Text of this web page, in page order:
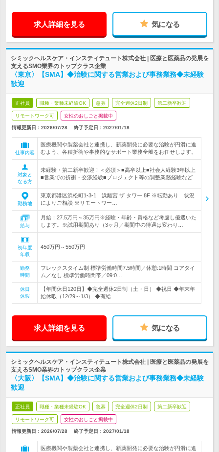
求人詳細を見る 気になる
シミックヘルスケア・インスティテュート株式会社 | 医療と医薬品の発展を
支えるSMO業界のトップクラス企業
〈東京〉【SMA】◆治験に関する営業および事務業務◆未経験
歓迎
正社員 職種・業種未経験OK 急募 完全週休2日制 第二新卒歓迎
リモートワーク可 女性のおしごと掲載中
情報更新日：2026/07/28 終了予定日： 2027/01/18
仕事内容
医療機関や製薬会社と連携し、新薬開発に必要な治験が円滑に進
むよう、各種折衝や事務的なサポート業務全般をお任せします。
対象と
なる方
未経験・第二新卒歓迎！＜必須＞■高卒以上■社会人経験3年以上
■営業での折衝・交渉経験■プロジェクト等の調整業務経験など
勤務地
東京都港区浜松町1-3-1 浜離宮 ザ タワー 8F ※転勤あり 状況
によりご相談 ※リモートワー…
給与
月給：27.5万円～35万円※経験・年齢・資格など考慮し優遇いた
します。※試用期間あり（3ヶ月／期間中の待遇は変わり…
初年度
年収
450万円～550万円
勤務
時間
フレックスタイム制 標準労働時間7.5時間／休憩:1時間 コアタイ
ム／なし 標準労働時間帯／09:0…
休日
休暇
【年間休日120日】◆完全週休2日制（土・日） ◆祝日 ◆年末年
始休暇（12/29～1/3） ◆有給…
求人詳細を見る 気になる
シミックヘルスケア・インスティテュート株式会社 | 医療と医薬品の発展を
支えるSMO業界のトップクラス企業
〈大阪〉【SMA】◆治験に関する営業および事務業務◆未経験
歓迎
正社員 職種・業種未経験OK 急募 完全週休2日制 第二新卒歓迎
リモートワーク可 女性のおしごと掲載中
情報更新日：2026/07/28 終了予定日： 2027/01/18
医療機関や製薬会社と連携し、新薬開発に必要な治験が円滑に進